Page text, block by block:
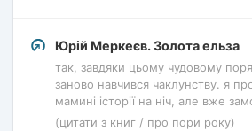
Юрій Меркеєв. Золота ельза
так, завдяки цьому чудовому
заново навчився чаклунству. я
мамині історії на ніч, але вже
(цитати з книг / про пори року)